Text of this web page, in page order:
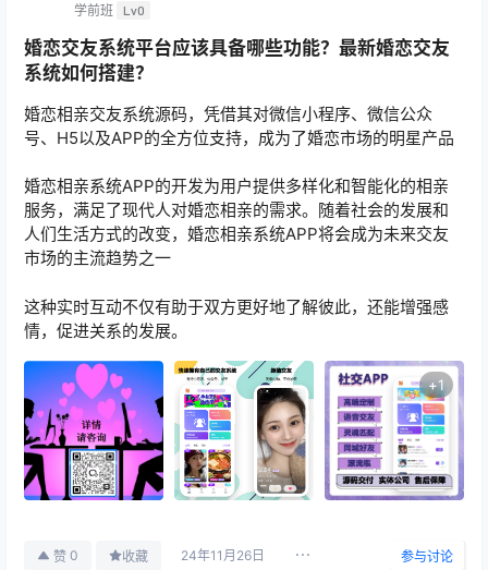
学前班 Lv0
婚恋交友系统平台应该具备哪些功能？最新婚恋交友
系统如何搭建？
婚恋相亲交友系统源码，凭借其对微信小程序、微信公众
号、H5以及APP的全方位支持，成为了婚恋市场的明星产品
婚恋相亲系统APP的开发为用户提供多样化和智能化的相亲
服务，满足了现代人对婚恋相亲的需求。随着社会的发展和
人们生活方式的改变，婚恋相亲系统APP将会成为未来交友
市场的主流趋势之一
这种实时互动不仅有助于双方更好地了解彼此，还能增强感
情，促进关系的发展。
+1
赞 0 收藏 24年11月26日 参与讨论